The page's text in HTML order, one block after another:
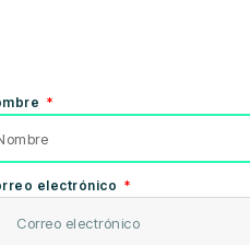
electrónico